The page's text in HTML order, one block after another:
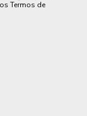
Termos de